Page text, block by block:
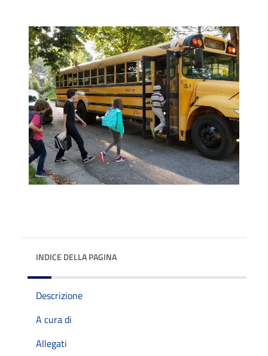
INDICE DELLA PAGINA
Descrizione
A cura di
Allegati